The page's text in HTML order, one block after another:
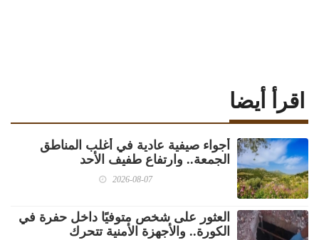
اقرأ أيضا
أجواء صيفية عادية في أغلب المناطق
الجمعة.. وارتفاع طفيف الأحد
2026-08-07
العثور على شخص متوفيًا داخل حفرة في
الكورة.. والأجهزة الأمنية تتحرك